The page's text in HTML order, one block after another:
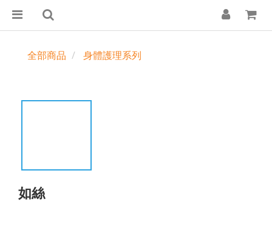
全部商品 身體護理系列
如絲